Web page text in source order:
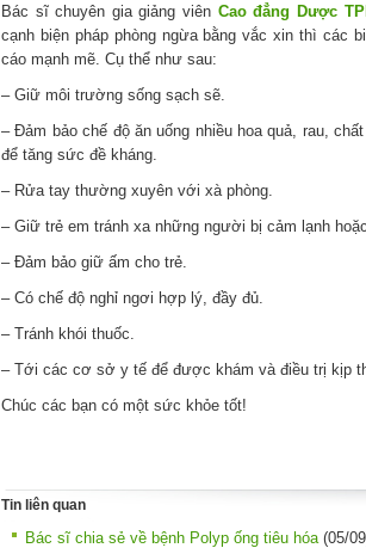
Bác sĩ chuyên gia giảng viên Cao đẳng Dược
cạnh biện pháp phòng ngừa bằng vắc xin thì các
cáo mạnh mẽ. Cụ thể như sau:
– Giữ môi trường sống sạch sẽ.
– Đảm bảo chế độ ăn uống nhiều hoa quả, rau,
để tăng sức đề kháng.
– Rửa tay thường xuyên với xà phòng.
– Giữ trẻ em tránh xa những người bị cảm lạnh
– Đảm bảo giữ ấm cho trẻ.
– Có chế độ nghỉ ngơi hợp lý, đầy đủ.
– Tránh khói thuốc.
– Tới các cơ sở y tế để được khám và điều trị kịp
Chúc các bạn có một sức khỏe tốt!
Tin liên quan
Bác sĩ chia sẻ về bệnh Polyp ống tiêu hóa(05/